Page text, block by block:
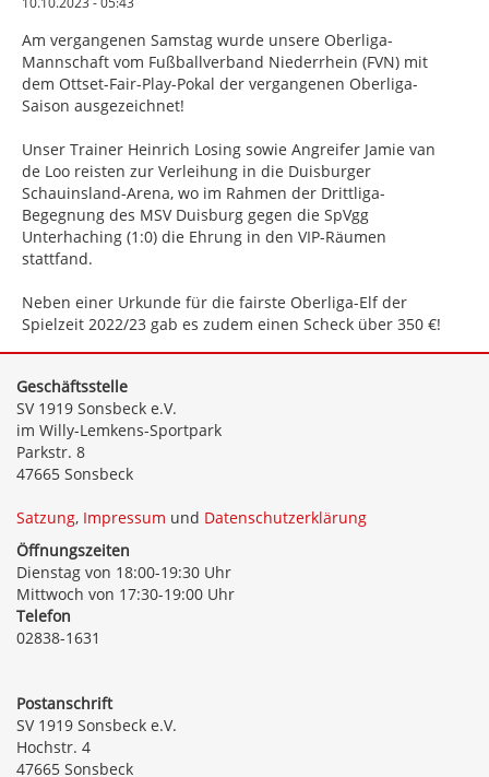
Am vergangenen Samstag wurde unsere Oberliga-
Mannschaft vom Fußballverband Niederrhein (FVN) mit
dem Ottset-Fair-Play-Pokal der vergangenen Oberliga-
Saison ausgezeichnet!
Unser Trainer Heinrich Losing sowie Angreifer Jamie van
de Loo reisten zur Verleihung in die Duisburger
Schauinsland-Arena, wo im Rahmen der Drittliga-
Begegnung des MSV Duisburg gegen die SpVgg
Unterhaching (1:0) die Ehrung in den VIP-Räumen
stattfand.
Neben einer Urkunde für die fairste Oberliga-Elf der
Spielzeit 2022/23 gab es zudem einen Scheck über 350 €!
Geschäftsstelle
SV 1919 Sonsbeck e.V.
im Willy-Lemkens-Sportpark
Parkstr. 8
47665 Sonsbeck
Satzung, Impressum und Datenschutzerklärung
Öffnungszeiten
Dienstag von 18:00-19:30 Uhr
Mittwoch von 17:30-19:00 Uhr
Telefon
02838-1631
Postanschrift
SV 1919 Sonsbeck e.V.
Hochstr. 4
47665 Sonsbeck